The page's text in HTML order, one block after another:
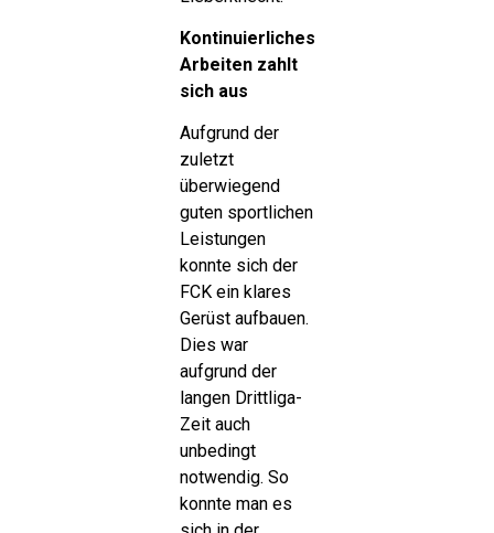
Kontinuierliches
Arbeiten zahlt
sich aus
Aufgrund der
zuletzt
überwiegend
guten sportlichen
Leistungen
konnte sich der
FCK ein klares
Gerüst aufbauen.
Dies war
aufgrund der
langen Drittliga-
Zeit auch
unbedingt
notwendig. So
konnte man es